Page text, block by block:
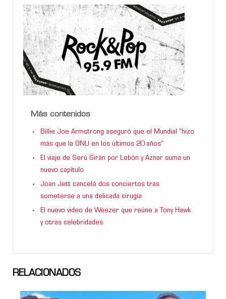
Más contenidos
Billie Joe Armstrong aseguró que el Mundial “hizo
más que la ONU en los últimos 20 años”
El viaje de Serú Girán por Lebón y Aznar suma un
nuevo capítulo
Joan Jett canceló dos conciertos tras
someterse a una delicada cirugía
El nuevo video de Weezer que reúne a Tony Hawk
y otras celebridades
RELACIONADOS